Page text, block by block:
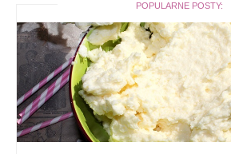
POPULARNE POSTY: